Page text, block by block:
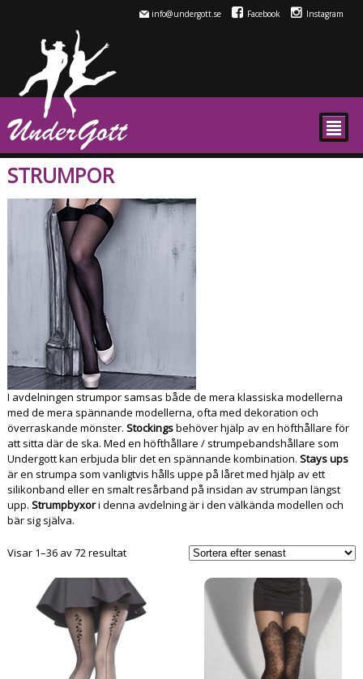
info@undergott.se Facebook Instagram
²
STRUMPOR
I avdelningen strumpor samsas både de mera klassiska modellerna
med de mera spännande modellerna, ofta med dekoration och
överraskande mönster.Stockingsbehöver hjälp av en höfthållare för
att sitta där de ska. Med en höfthållare / strumpebandshållare som
Undergott kan erbjuda blir det en spännande kombination.Stays ups
är en strumpa som vanligtvis hålls uppe på låret med hjälp av ett
silikonband eller en smalt resårband på insidan av strumpan längst
upp.Strumpbyxori denna avdelning är i den välkända modellen och
bär sig själva.
Visar 1–36 av 72 resultatSortera
senaste